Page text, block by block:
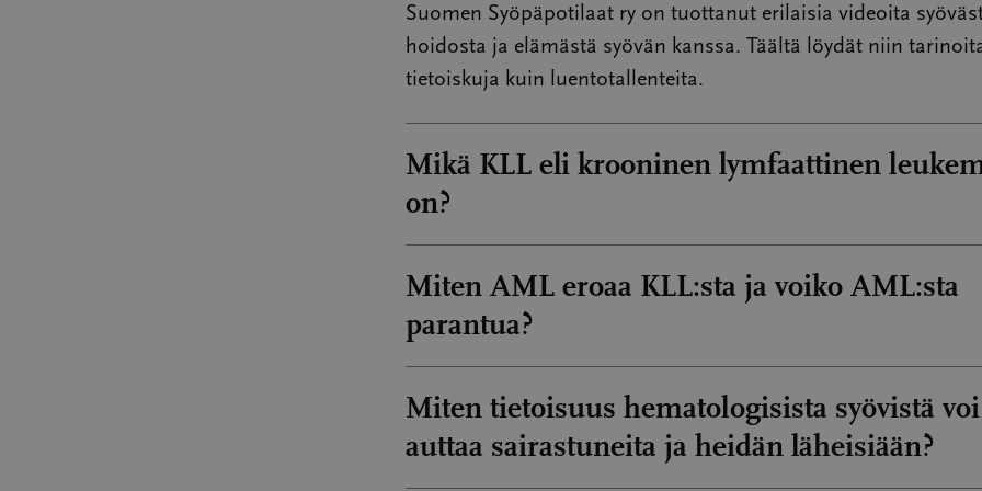
Suomen Syöpäpotilaat ry on tuottanut erilaisia videoita
hoidosta ja elämästä syövän kanssa. Täältä löydät niin
tietoiskuja kuin luentotallenteita.
Mikä KLL eli krooninen lymfaattinen
on?
leukemiasta ja sen diagnosoinnista. Videolla käsitellään myös
miten KLL:aa usein hoidetaan ja kuinka hoidot ovat kehittyneet
2025.
Miten AML eroaa KLL:sta ja voiko AML:sta
parantua?
myelooinen leukemia eroaa KLL:sta. Hän vastaa myös
voiko AML:sta parantua. Video on tuotettu yhteistyössä
Miten tietoisuus hematologisista syövistä voi
auttaa sairastuneita ja heidän läheisiään?